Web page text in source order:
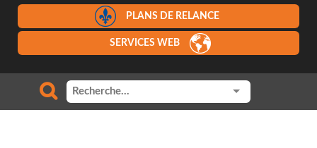
PLANS DE RELANCE
SERVICES WEB